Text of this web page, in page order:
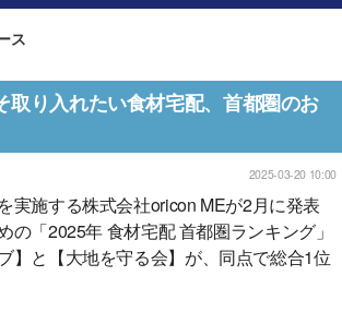
ス
取り入れたい食材宅配、首都圏のお
2025-03-20 10:00
実施する株式会社oricon MEが2月に発表
の「2025年 食材宅配 首都圏ランキング」
】と【大地を守る会】が、同点で総合1位